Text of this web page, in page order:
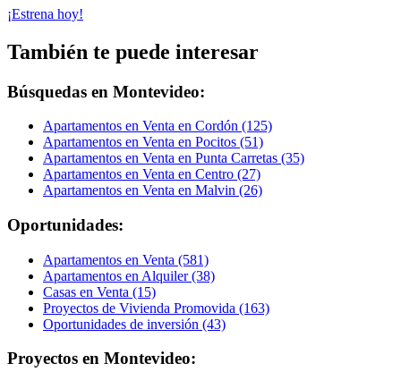
¡Estrena hoy!
También te puede interesar
Búsquedas en Montevideo:
Apartamentos en Venta en Cordón (125)
Apartamentos en Venta en Pocitos (51)
Apartamentos en Venta en Punta Carretas (35)
Apartamentos en Venta en Centro (27)
Apartamentos en Venta en Malvin (26)
Oportunidades:
Apartamentos en Venta (581)
Apartamentos en Alquiler (38)
Casas en Venta (15)
Proyectos de Vivienda Promovida (163)
Oportunidades de inversión (43)
Proyectos en Montevideo: